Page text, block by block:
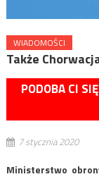
WIADOMOŚCI
Także
PODOBA CI
7 stycznia 2020
Ministerstwo